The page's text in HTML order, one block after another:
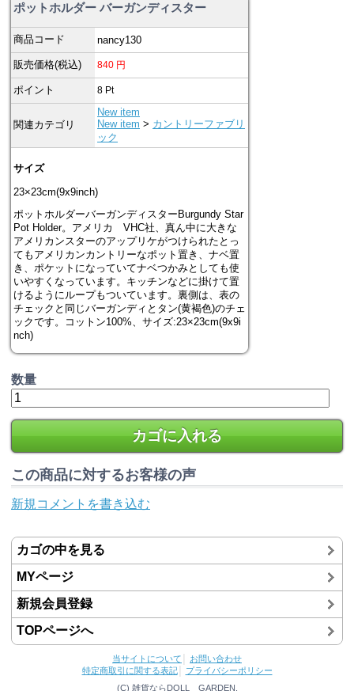
ポットホルダー バーガンディスター
商品コード nancy130
販売価格(税込) 840 円
ポイント 8 Pt
関連カテゴリ
New item
New item > カントリーファブリ
ック
サイズ
23×23cm(9x9inch)
ポットホルダーバーガンディスターBurgundy Star
Pot Holder。アメリカ VHC社、真ん中に大きな
アメリカンスターのアップリケがつけられたとっ
てもアメリカンカントリーなポット置き、ナベ置
き、ポケットになっていてナベつかみとしても使
いやすくなっています。キッチンなどに掛けて置
けるようにループもついています。裏側は、表の
チェックと同じバーガンディとタン(黄褐色)のチェ
ックです。コットン100%、サイズ:23×23cm(9x9i
nch)
数量
カゴに入れる
この商品に対するお客様の声
新規コメントを書き込む
カゴの中を見る
MYページ
新規会員登録
TOPページへ
当サイトについて
お問い合わせ
特定商取引に関する表記│
プライバシーポリシー
(C) 雑貨ならDOLL GARDEN.